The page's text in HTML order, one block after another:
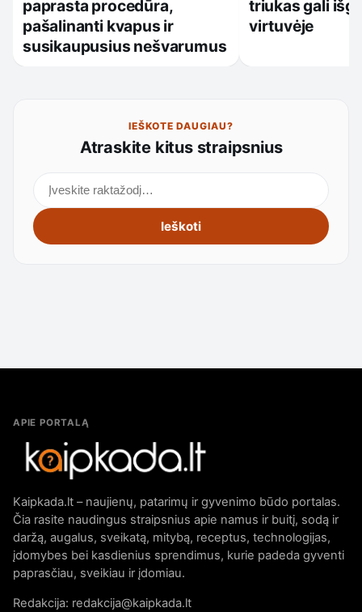
paprasta procedūra,
pašalinanti kvapus ir
susikaupusius nešvarumus
triukas gali
virtuvėje
IEŠKOTE DAUGIAU?
Atraskite kitus straipsnius
Ieškoti
APIE PORTALĄ
Kaipkada.lt – naujienų, patarimų ir gyvenimo būdo portalas.
Čia rasite naudingus straipsnius apie namus ir buitį, sodą ir
daržą, augalus, sveikatą, mitybą, receptus, technologijas,
įdomybes bei kasdienius sprendimus, kurie padeda gyventi
paprasčiau, sveikiau ir įdomiau.
Redakcija: redakcija@kaipkada.lt